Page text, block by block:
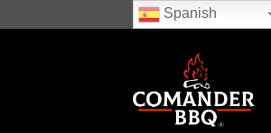
to
Spanish